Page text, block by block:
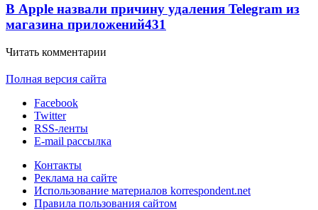
В Apple назвали причину удаления Telegram из
магазина приложений431
Читать комментарии
Полная версия сайта
Facebook
Twitter
RSS-ленты
E-mail рассылка
Контакты
Реклама на сайте
Использование материалов korrespondent.net
Правила пользования сайтом